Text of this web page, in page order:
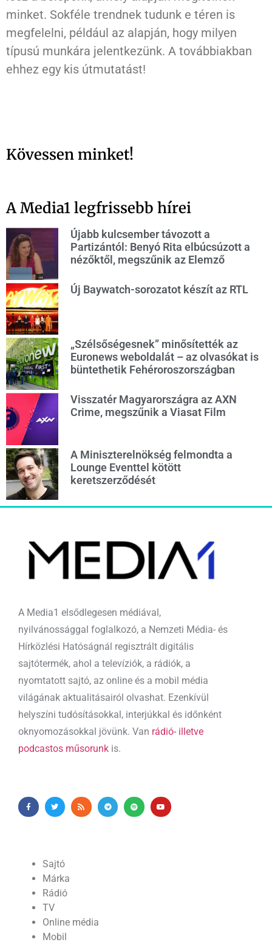
minket. Sokféle trendnek tudunk e téren is
megfelelni, például az alapján, hogy milyen
típusú munkára jelentkezünk. A továbbiakban
ehhez egy kis útmutatást!
Kövessen minket!
A Media1 legfrissebb hírei
Újabb kulcsember távozott a
Partizántól: Benyó Rita elbúcsúzott a
nézőktől, megszűnik az Elemző
Új Baywatch-sorozatot készít az RTL
„Szélsőségesnek” minősítették az
Euronews weboldalát – az olvasókat is
büntethetik Fehéroroszországban
Visszatér Magyarországra az AXN
Crime, megszűnik a Viasat Film
A Miniszterelnökség felmondta a
Lounge Eventtel kötött
keretszerződését
A Media1 elsődlegesen médiával,
nyilvánossággal foglalkozó, a Nemzeti Média- és
Hírközlési Hatóságnál regisztrált digitális
sajtótermék, ahol a televíziók, a rádiók, a
nyomtatott sajtó, az online és a mobil média
világának aktualitásairól olvashat. Ezenkívül
helyszíni tudósításokkal, interjúkkal és időnként
oknyomozásokkal jövünk. Van rádió- illetve
podcastos műsorunk is.
Sajtó
Márka
Rádió
TV
Online média
Mobil